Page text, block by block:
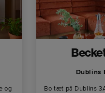
og
Dublins
Bo tæt på Dublins